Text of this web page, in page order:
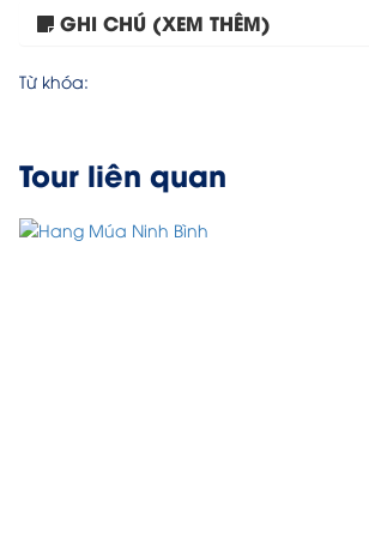
GHI CHÚ (XEM THÊM)
Từ khóa:
Tour liên quan
Tour Hà Nội – Tuyệt...